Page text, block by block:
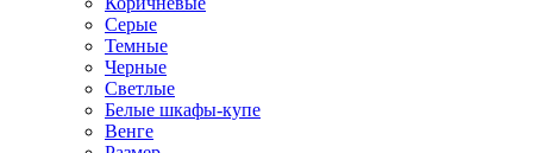
Серые
Темные
Черные
Светлые
Белые шкафы-купе
Венге